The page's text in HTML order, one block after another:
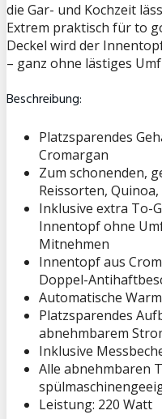
die Gar- und Kochzeit
Extrem praktisch für to
Deckel wird der
– ganz ohne lästiges
Beschreibung:
Platzsparendes
Cromargan
Zum schonenden,
Reissorten, Quinoa,
Inklusive extra To-
Innentopf ohne
Mitnehmen
Innentopf aus
Doppel-
Automatische
Platzsparendes
abnehmbarem
Inklusive
Alle abnehmbaren
Leistung: 220 Watt